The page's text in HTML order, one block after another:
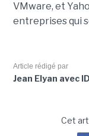
VMware, et
entreprises qui
Article rédigé par
Jean Elyan avec
Cet